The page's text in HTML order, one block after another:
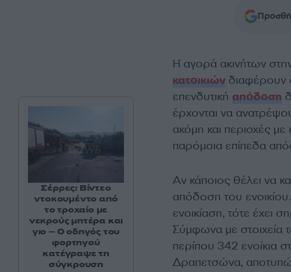
Η αγορά ακινήτων στην
κατοικιώνδιαφέρουν
επενδυτική απόδοση
έρχονται να
ακόμη και περιοχές
παρόμοια επίπεδα
Αν κάποιος θέλει να
απόδοση του
ενοικίαση, τότε έχει
Σύμφωνα με στοιχεία
περίπου 342 ενοίκια
Δραπετσώνα,
Σέρρες: Βίντεο
ντοκουμέντο από
το τροχαίο με
νεκρούς μητέρα και
γιο – Ο οδηγός του
φορτηγού
κατέγραψε τη
σύγκρουση